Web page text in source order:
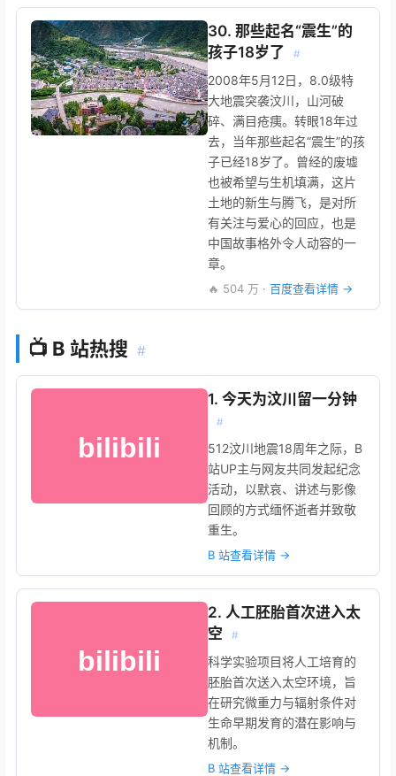
30. 那些起名“震生”的
孩子18岁了
#
2008年5月12日，8.0级特
大地震突袭汶川，山河破
碎、满目疮痍。转眼18年过
去，当年那些起名“震生”的孩
子已经18岁了。曾经的废墟
也被希望与生机填满，这片
土地的新生与腾飞，是对所
有关注与爱心的回应，也是
中国故事格外令人动容的一
章。
🔥 504 万 · 百度查看详情 →
📺 B 站热搜 #
1. 今天为汶川留一分钟
#
512汶川地震18周年之际，B
站UP主与网友共同发起纪念
活动，以默哀、讲述与影像
回顾的方式缅怀逝者并致敬
重生。
B 站查看详情 →
2. 人工胚胎首次进入太
空
#
科学实验项目将人工培育的
胚胎首次送入太空环境，旨
在研究微重力与辐射条件对
生命早期发育的潜在影响与
机制。
B 站查看详情 →